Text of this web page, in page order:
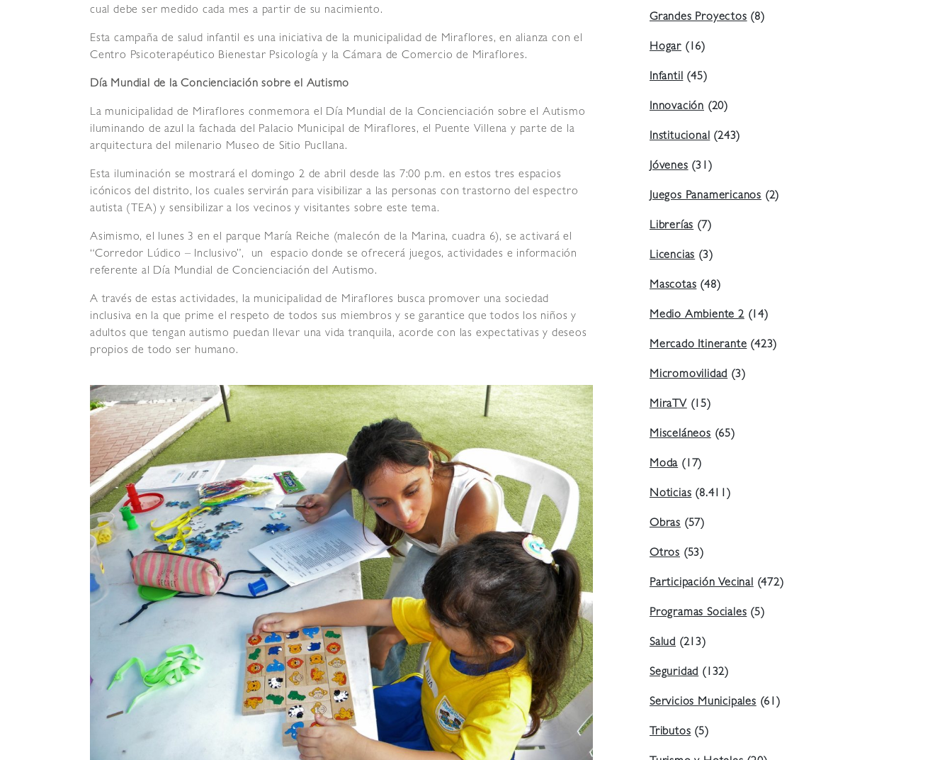
cual debe ser medido cada mes a partir de su nacimiento.
Esta campaña de salud infantil es una iniciativa de la municipalidad de Miraflores, en alianza con el
Centro Psicoterapéutico Bienestar Psicología y la Cámara de Comercio de Miraflores.
Día Mundial de la Concienciación sobre el Autismo
La municipalidad de Miraflores conmemora el Día Mundial de la Concienciación sobre el Autismo
iluminando de azul la fachada del Palacio Municipal de Miraflores, el Puente Villena y parte de la
arquitectura del milenario Museo de Sitio Pucllana.
Esta iluminación se mostrará el domingo 2 de abril desde las 7:00 p.m. en estos tres espacios
icónicos del distrito, los cuales servirán para visibilizar a las personas con trastorno del espectro
autista (TEA) y sensibilizar a los vecinos y visitantes sobre este tema.
Asimismo, el lunes 3 en el parque María Reiche (malecón de la Marina, cuadra 6), se activará el
“Corredor Lúdico – Inclusivo”, un espacio donde se ofrecerá juegos, actividades e información
referente al Día Mundial de Concienciación del Autismo.
A través de estas actividades, la municipalidad de Miraflores busca promover una sociedad
inclusiva en la que prime el respeto de todos sus miembros y se garantice que todos los niños y
adultos que tengan autismo puedan llevar una vida tranquila, acorde con las expectativas y deseos
propios de todo ser humano.
Grandes Proyectos(8)
Hogar (16)
Infantil(45)
Innovación (20)
Institucional(243)
Jóvenes(31)
Juegos Panamericanos (2)
Librerías(7)
Licencias(3)
Mascotas(48)
Medio Ambiente 2(14)
Mercado Itinerante(423)
Micromovilidad(3)
MiraTV(15)
Misceláneos(65)
Moda(17)
Noticias(8.411)
Obras (57)
Otros (53)
Participación Vecinal(472)
Programas Sociales(5)
Salud (213)
Seguridad(132)
Servicios Municipales(61)
Tributos(5)